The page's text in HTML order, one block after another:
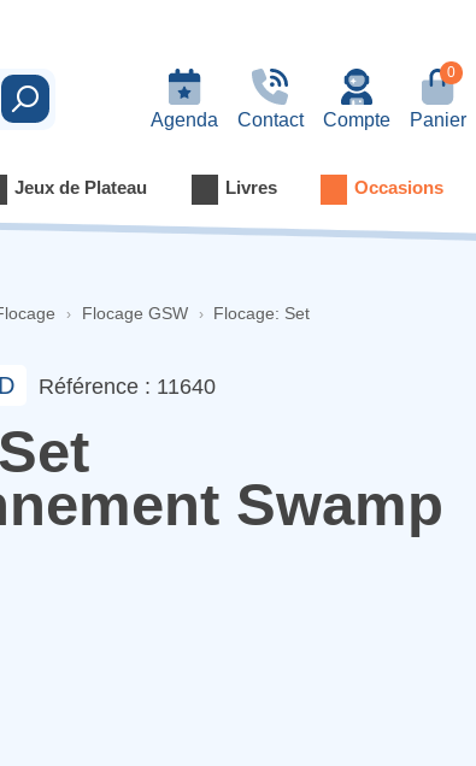
Agenda Contact
Rechercher Compte
0
Panier
Jeux de Plateau Livres Occasions
Flocage GSW
Flocage: Set
Référence : 11640
Swamp